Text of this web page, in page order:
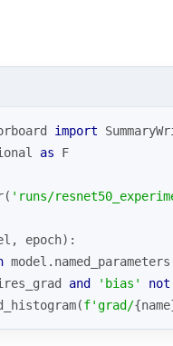
import
as F
'runs/
epoch):
and 'bias'
not
f'grad/